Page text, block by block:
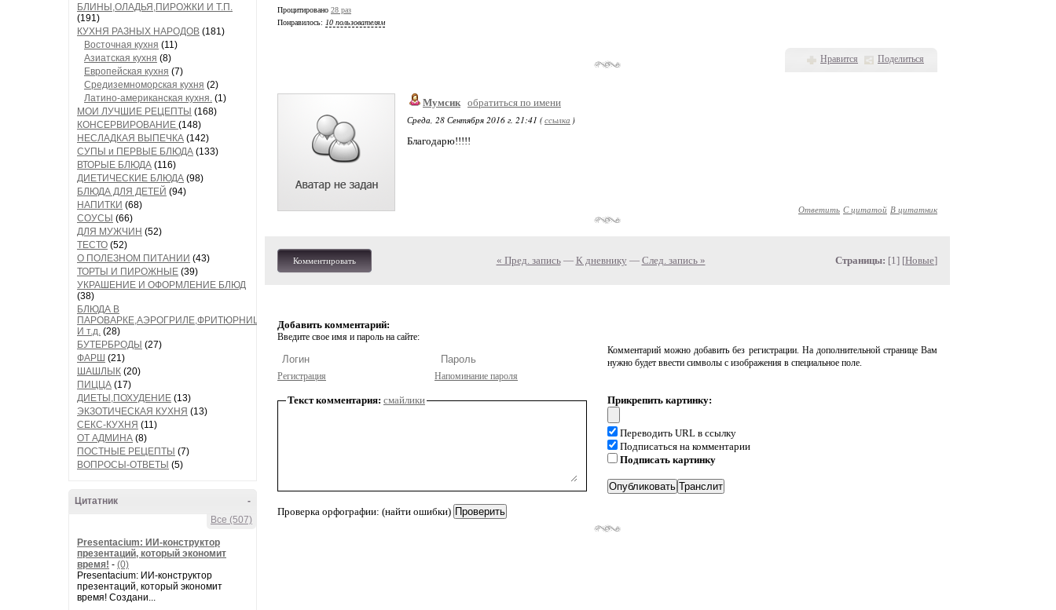
БЛИНЫ,ОЛАДЬЯ,ПИРОЖКИ И Т.П.
(191)
КУХНЯ РАЗНЫХ НАРОДОВ (181)
Восточная кухня (11)
Азиатская кухня (8)
Европейская кухня (7)
Средиземноморская кухня (2)
Латино-американская кухня. (1)
МОИ ЛУЧШИЕ РЕЦЕПТЫ (168)
КОНСЕРВИРОВАНИЕ (148)
НЕСЛАДКАЯ ВЫПЕЧКА (142)
СУПЫ и ПЕРВЫЕ БЛЮДА (133)
ВТОРЫЕ БЛЮДА (116)
ДИЕТИЧЕСКИЕ БЛЮДА (98)
БЛЮДА ДЛЯ ДЕТЕЙ (94)
НАПИТКИ (68)
СОУСЫ (66)
ДЛЯ МУЖЧИН (52)
ТЕСТО (52)
О ПОЛЕЗНОМ ПИТАНИИ (43)
ТОРТЫ И ПИРОЖНЫЕ (39)
УКРАШЕНИЕ И ОФОРМЛЕНИЕ БЛЮД
(38)
БЛЮДА В
ПАРОВАРКЕ,АЭРОГРИЛЕ,ФРИТЮРНИЦЕ
И т.д. (28)
БУТЕРБРОДЫ (27)
ФАРШ (21)
ШАШЛЫК (20)
ПИЦЦА (17)
ДИЕТЫ,ПОХУДЕНИЕ (13)
ЭКЗОТИЧЕСКАЯ КУХНЯ (13)
СЕКС-КУХНЯ (11)
ОТ АДМИНА (8)
ПОСТНЫЕ РЕЦЕПТЫ (7)
ВОПРОСЫ-ОТВЕТЫ (5)
-
Цитатник
Все (507)
Presentacium: ИИ‑конструктор
презентаций, который экономит
время! - (0)
Presentacium: ИИ‑конструктор
презентаций, который экономит
время! Создани...
Процитировано 28 раз
Понравилось: 10 пользователям
Нравится Поделиться
Мумсик обратиться по имени
Среда, 28 Сентября 2016 г. 21:41 (ссылка )
Благодарю!!!!!
Ответить С цитатой В цитатник
Комментировать « Пред. запись— К дневнику — След. запись » Страницы: [1] [Новые]
Добавить комментарий:
Введите свое имя и пароль на сайте:
Регистрация Напоминание пароля
Комментарий можно добавить без регистрации. На дополнительной странице Вам
нужно будет ввести символы с изображения в специальное поле.
Текст комментария: смайлики
Проверка орфографии: (найти ошибки)
Прикрепить картинку:
Переводить URL в ссылку
Подписаться на комментарии
Подписать картинку